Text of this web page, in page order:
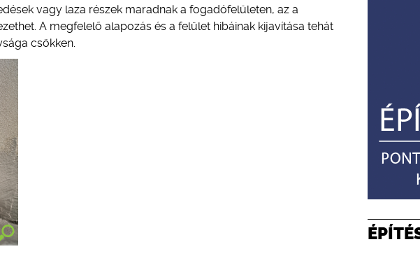
vagy laza részek maradnak a fogadófelületen, az a
A megfelelő alapozás és a felület hibáinak kijavítása tehát
csökken.